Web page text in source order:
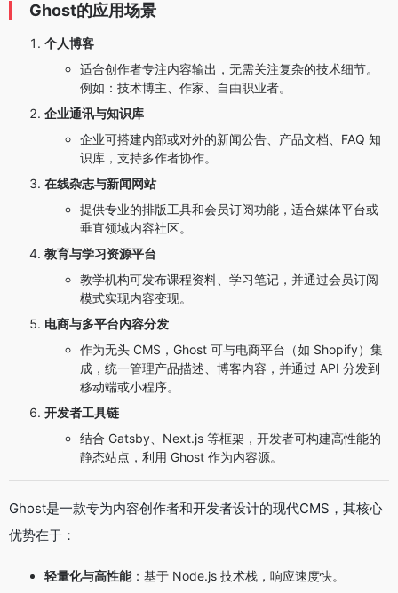
Ghost的应用场景
个人博客
适合创作者专注内容输出，无需关注复杂的技术细节。
例如：技术博主、作家、自由职业者。
企业通讯与知识库
企业可搭建内部或对外的新闻公告、产品文档、FAQ 知
识库，支持多作者协作。
在线杂志与新闻网站
提供专业的排版工具和会员订阅功能，适合媒体平台或
垂直领域内容社区。
教育与学习资源平台
教学机构可发布课程资料、学习笔记，并通过会员订阅
模式实现内容变现。
电商与多平台内容分发
作为无头 CMS，Ghost 可与电商平台（如 Shopify）集
成，统一管理产品描述、博客内容，并通过 API 分发到
移动端或小程序。
开发者工具链
结合 Gatsby、Next.js 等框架，开发者可构建高性能的
静态站点，利用 Ghost 作为内容源。
Ghost是一款专为内容创作者和开发者设计的现代CMS，其核心
优势在于：
轻量化与高性能：基于 Node.js 技术栈，响应速度快。